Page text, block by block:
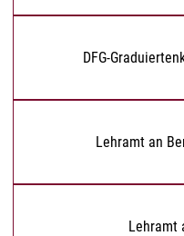
DFG-
Lehramt an
Lehramt